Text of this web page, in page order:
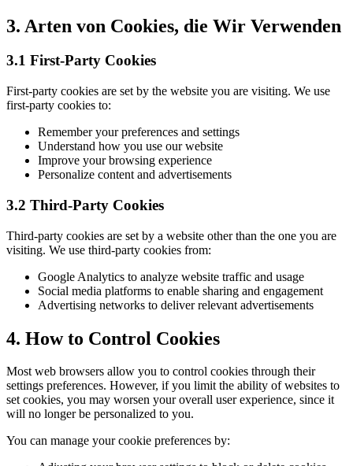
3. Arten von Cookies, die Wir Verwenden
3.1 First-Party Cookies
First-party cookies are set by the website you are visiting. We use
first-party cookies to:
Remember your preferences and settings
Understand how you use our website
Improve your browsing experience
Personalize content and advertisements
3.2 Third-Party Cookies
Third-party cookies are set by a website other than the one you are
visiting. We use third-party cookies from:
Google Analytics to analyze website traffic and usage
Social media platforms to enable sharing and engagement
Advertising networks to deliver relevant advertisements
4. How to Control Cookies
Most web browsers allow you to control cookies through their
settings preferences. However, if you limit the ability of websites to
set cookies, you may worsen your overall user experience, since it
will no longer be personalized to you.
You can manage your cookie preferences by: